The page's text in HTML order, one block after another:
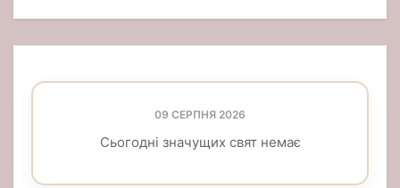
09 СЕРПНЯ 2026
Сьогодні значущих свят немає